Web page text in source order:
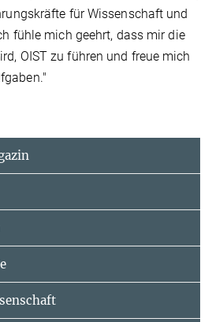
für Wissenschaft und
fühle mich geehrt, dass mir die
OIST zu führen und freue mich